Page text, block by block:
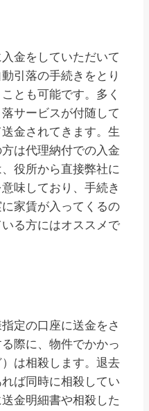
金をしていただいて
引落の手続きをとり
とも可能です。多く
サービスが付随して
金されてきます。生
は代理納付での入金
役所から直接弊社に
味しており、手続き
家賃が入ってくるの
る方にはオススメで
定の口座に送金をさ
際に、物件でかかっ
は相殺します。退去
ば同時に相殺してい
金明細書や相殺した